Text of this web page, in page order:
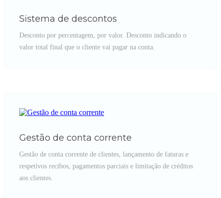
Sistema de descontos
Desconto por percentagem, por valor. Desconto indicando o
valor total final que o cliente vai pagar na conta.
Gestão de conta corrente
Gestão de conta corrente de clientes, lançamento de faturas e
respetivos recibos, pagamentos parciais e limitação de créditos
aos clientes.